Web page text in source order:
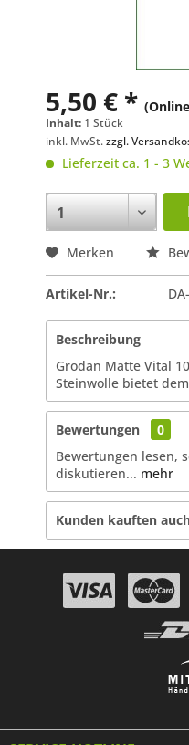
5,50 € *
Inhalt: 1 Stück
inkl. MwSt.zzgl.
Lieferzeit ca. 1 - 3
Merken
Artikel-Nr.:
Beschreibung
Grodan Matte Vital
Steinwolle bietet
Bewertungen
0
Bewertungen lesen,
diskutieren... mehr
Kunden kauften